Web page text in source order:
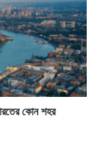
এই ঘটনার
চেয়ে বলেন, তিনি
কোন শহর